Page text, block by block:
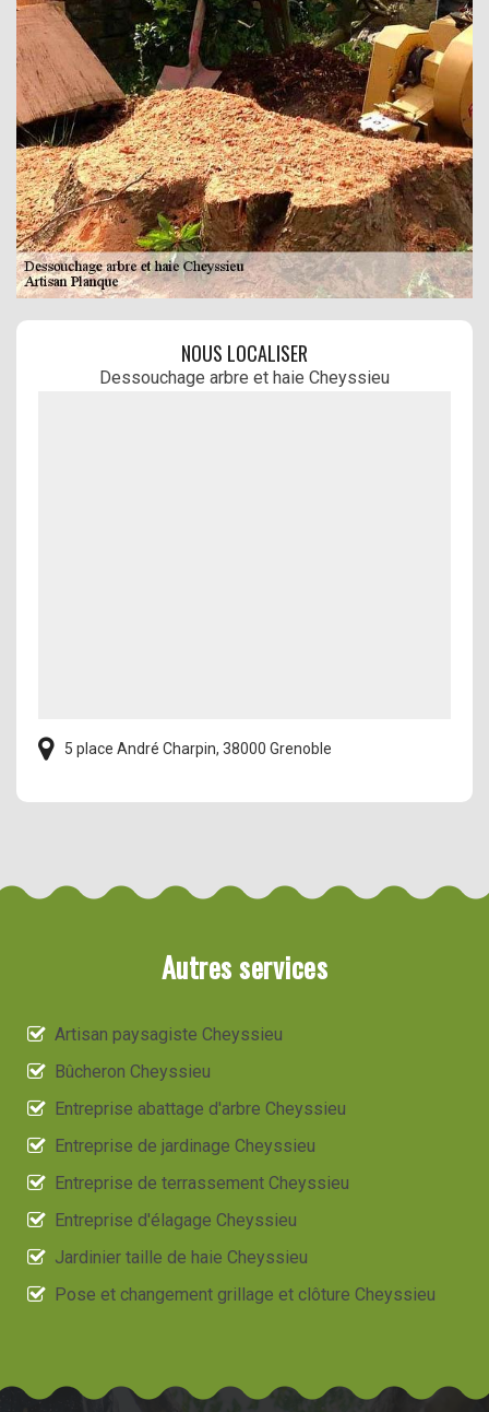
NOUS LOCALISER
Dessouchage arbre et haie Cheyssieu
5 place André Charpin, 38000 Grenoble
Autres services
Artisan paysagiste Cheyssieu
Bûcheron Cheyssieu
Entreprise abattage d'arbre Cheyssieu
Entreprise de jardinage Cheyssieu
Entreprise de terrassement Cheyssieu
Entreprise d'élagage Cheyssieu
Jardinier taille de haie Cheyssieu
Pose et changement grillage et clôture Cheyssieu